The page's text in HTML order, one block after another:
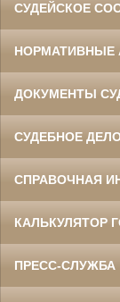
СУДЕЙСКОЕ
НОРМАТИВНЫЕ
ДОКУМЕНТЫ
СУДЕБНОЕ
СПРАВОЧНАЯ
КАЛЬКУЛЯТОР
ПРЕСС-СЛУЖБА